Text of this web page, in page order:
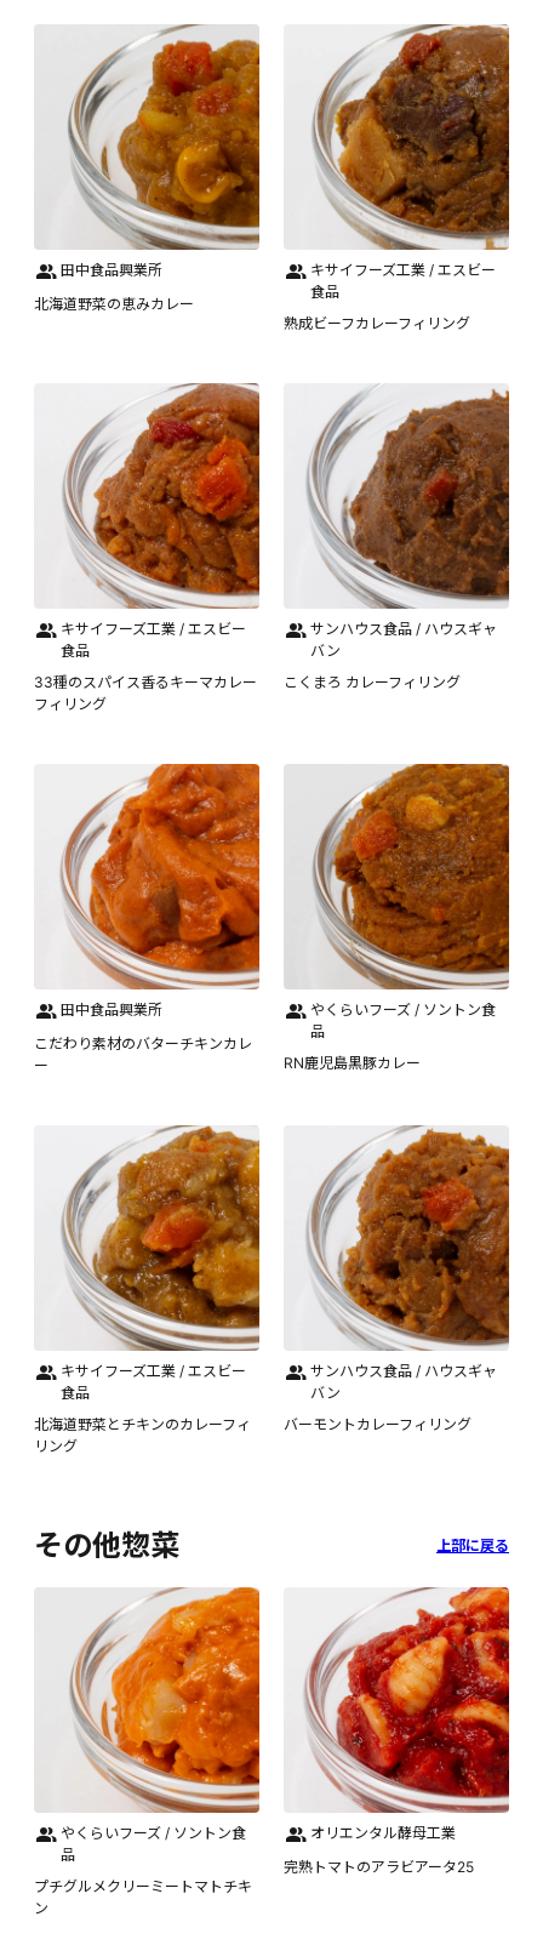
田中食品興業所
北海道野菜の恵みカレー
キサイフーズ工業 / エスビー
食品
熟成ビーフカレーフィリング
キサイフーズ工業 / エスビー
食品
33種のスパイス香るキーマカレー
フィリング
サンハウス食品 / ハウスギャ
バン
こくまろ カレーフィリング
田中食品興業所
こだわり素材のバターチキンカレ
ー
やくらいフーズ / ソントン食
品
RN鹿児島黒豚カレー
キサイフーズ工業 / エスビー
食品
北海道野菜とチキンのカレーフィ
リング
サンハウス食品 / ハウスギャ
バン
バーモントカレーフィリング
その他惣菜 上部に戻る
やくらいフーズ / ソントン食
品
プチグルメクリーミートマトチキ
ン
オリエンタル酵母工業
完熟トマトのアラビアータ25